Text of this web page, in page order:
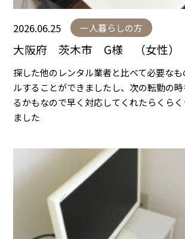
2026.06.25 一人暮らしの方
大阪府 茨木市 G様 （女性）
探した他のレンタル業者と比べて必要な
ルすることができましたし、次の転勤の
るかもなので早く対応してくれたらくら
ました